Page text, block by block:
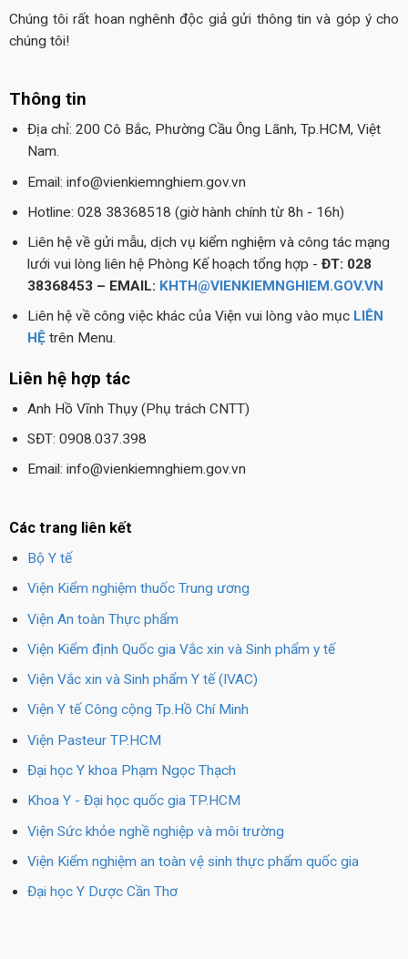
Chúng tôi rất hoan nghênh độc giả gửi thông tin và góp ý cho
chúng tôi!
Thông tin
Địa chỉ: 200 Cô Bắc, Phường Cầu Ông Lãnh, Tp.HCM, Việt
Nam.
Email: info@vienkiemnghiem.gov.vn
Hotline: 028 38368518 (giờ hành chính từ 8h - 16h)
Liên hệ về gửi mẫu, dịch vụ kiểm nghiệm và công tác mạng
lưới vui lòng liên hệ Phòng Kế hoạch tổng hợp - ĐT: 028
38368453 – EMAIL: KHTH@VIENKIEMNGHIEM.GOV.VN
Liên hệ về công việc khác của Viện vui lòng vào mục LIÊN
HỆtrên Menu.
Liên hệ hợp tác
Anh Hồ Vĩnh Thụy (Phụ trách CNTT)
SĐT: 0908.037.398
Email: info@vienkiemnghiem.gov.vn
Các trang liên kết
Bộ Y tế
Viện Kiểm nghiệm thuốc Trung ương
Viện An toàn Thực phẩm
Viện Kiểm định Quốc gia Vắc xin và Sinh phẩm y tế
Viện Vắc xin và Sinh phẩm Y tế (IVAC)
Viện Y tế Công cộng Tp.Hồ Chí Minh
Viện Pasteur TP.HCM
Đại học Y khoa Phạm Ngọc Thạch
Khoa Y - Đại học quốc gia TP.HCM
Viện Sức khỏe nghề nghiệp và môi trường
Viện Kiểm nghiệm an toàn vệ sinh thực phẩm quốc gia
Đại học Y Dược Cần Thơ